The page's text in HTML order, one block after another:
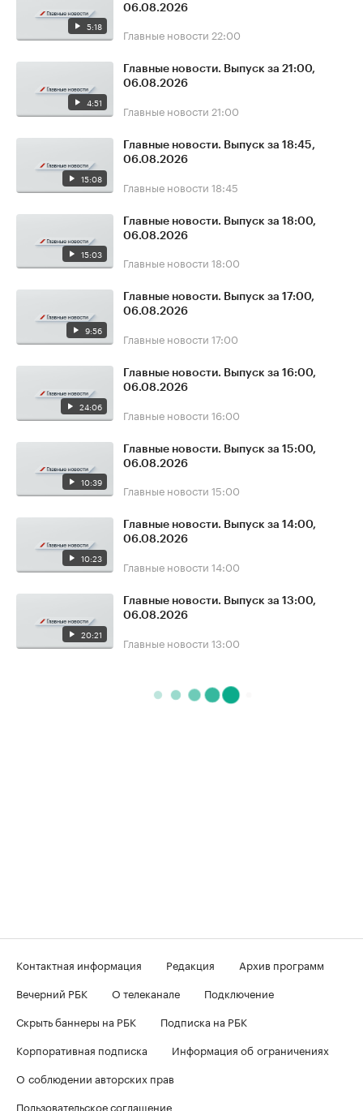
5:18
06.08.2026
Главные новости 22:00
4:51
Главные новости. Выпуск за 21:00,
06.08.2026
Главные новости 21:00
15:08
Главные новости. Выпуск за 18:45,
06.08.2026
Главные новости 18:45
15:03
Главные новости. Выпуск за 18:00,
06.08.2026
Главные новости 18:00
9:56
Главные новости. Выпуск за 17:00,
06.08.2026
Главные новости 17:00
24:06
Главные новости. Выпуск за 16:00,
06.08.2026
Главные новости 16:00
10:39
Главные новости. Выпуск за 15:00,
06.08.2026
Главные новости 15:00
10:23
Главные новости. Выпуск за 14:00,
06.08.2026
Главные новости 14:00
20:21
Главные новости. Выпуск за 13:00,
06.08.2026
Главные новости 13:00
Контактная информация Редакция
Архив программ
Вечерний РБК
О телеканале
Подключение
Скрыть баннеры на РБК
Подписка на РБК
Корпоративная подписка
Информация об ограничениях
О соблюдении авторских прав
Пользовательское соглашение